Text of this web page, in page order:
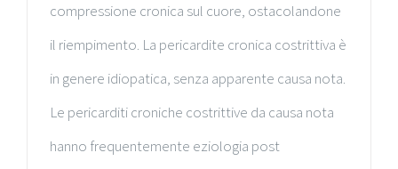
compressione cronica sul cuore, ostacolandone
il riempimento. La pericardite cronica costrittiva è
in genere idiopatica, senza apparente causa nota.
Le pericarditi croniche costrittive da causa nota
hanno frequentemente eziologia post